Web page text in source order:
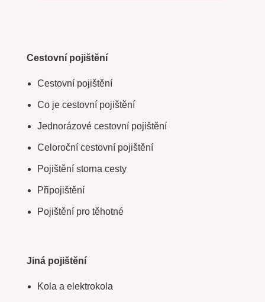
Cestovní pojištění
Cestovní pojištění
Co je cestovní pojištění
Jednorázové cestovní pojištění
Celoroční cestovní pojištění
Pojištění storna cesty
Připojištění
Pojištění pro těhotné
Jiná pojištění
Kola a elektrokola